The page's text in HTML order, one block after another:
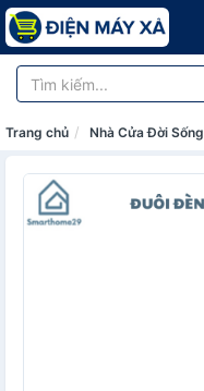
Trang chủ Nhà Cửa Đời Sống